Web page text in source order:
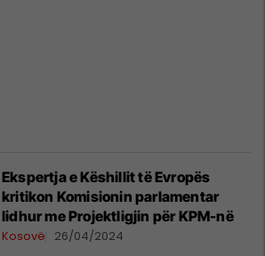
Ekspertja e Këshillit të Evropës
kritikon Komisionin parlamentar
lidhur me Projektligjin për KPM-në
Kosovë 26/04/2024